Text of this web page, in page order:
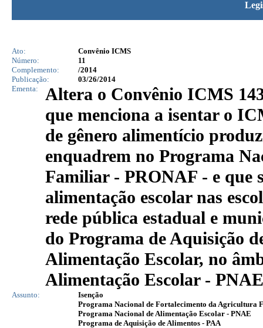
Ato:
Convênio ICMS
Número:
11
Complemento:
/2014
Publicação:
03/26/2014
Ementa:
Altera o Convênio ICMS
que menciona a isentar o
de gênero alimentício
enquadrem no Programa
Familiar - PRONAF - e que
alimentação escolar nas
rede pública estadual e
do Programa de Aquisição
Alimentação Escolar, no
Alimentação Escolar -
Assunto:
Isenção
Programa Nacional de Fortalecimento da Agricultura
Programa Nacional de Alimentação Escolar - PNAE
Programa de Aquisição de Alimentos - PAA